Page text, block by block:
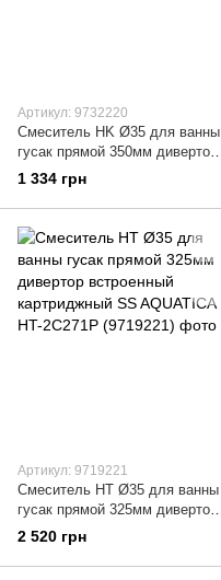
Артикул: 9732220
Смеситель HK Ø35 для ванны
гусак прямой 350мм дивертор
встроенный картриджный
AQUATICA HK-2C230C
(9732220)
1 334 грн
Артикул: 9719221
Смеситель HT Ø35 для ванны
гусак прямой 325мм дивертор
встроенный картриджный SS
AQUATICA HT-2C271P
(9719221)
2 520 грн